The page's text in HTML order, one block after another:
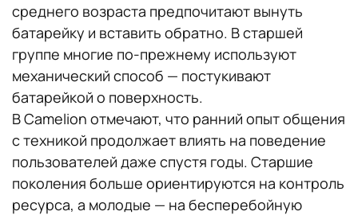
среднего возраста предпочитают вынуть
батарейку и вставить обратно. В старшей
группе многие по-прежнему используют
механический способ — постукивают
батарейкой о поверхность.
В Camelion отмечают, что ранний опыт общения
с техникой продолжает влиять на поведение
пользователей даже спустя годы. Старшие
поколения больше ориентируются на контроль
ресурса, а молодые — на бесперебойную